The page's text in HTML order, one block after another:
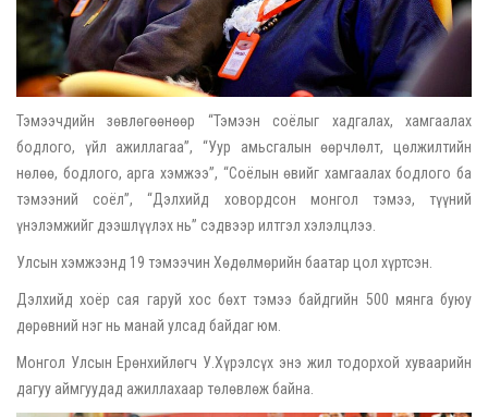
Тэмээчдийн зөвлөгөөнөөр “Тэмээн соёлыг хадгалах, хамгаалах
бодлого, үйл ажиллагаа”, “Уур амьсгалын өөрчлөлт, цөлжилтийн
нөлөө, бодлого, арга хэмжээ”, “Соёлын өвийг хамгаалах бодлого ба
тэмээний соёл”, “Дэлхийд ховордсон монгол тэмээ, түүний
үнэлэмжийг дээшлүүлэх нь” сэдвээр илтгэл хэлэлцлээ.
Улсын хэмжээнд 19 тэмээчин Хөдөлмөрийн баатар цол хүртсэн.
Дэлхийд хоёр сая гаруй хос бөхт тэмээ байдгийн 500 мянга буюу
дөрөвний нэг нь манай улсад байдаг юм.
Монгол Улсын Ерөнхийлөгч У.Хүрэлсүх энэ жил тодорхой хуваарийн
дагуу аймгуудад ажиллахаар төлөвлөж байна.